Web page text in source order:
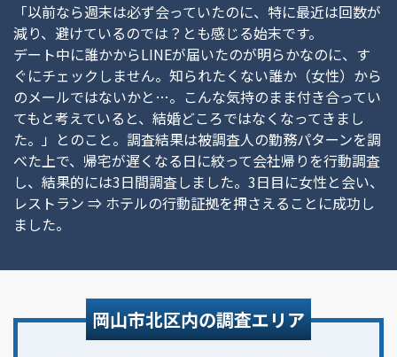
「以前なら週末は必ず会っていたのに、特に最近は回数が
減り、避けているのでは？とも感じる始末です。
デート中に誰かからLINEが届いたのが明らかなのに、す
ぐにチェックしません。知られたくない誰か（女性）から
のメールではないかと…。こんな気持のまま付き合ってい
てもと考えていると、結婚どころではなくなってきまし
た。」とのこと。調査結果は被調査人の勤務パターンを調
べた上で、帰宅が遅くなる日に絞って会社帰りを行動調査
し、結果的には3日間調査しました。3日目に女性と会い、
レストラン ⇒ ホテルの行動証拠を押さえることに成功し
ました。
岡山市北区内の調査エリア